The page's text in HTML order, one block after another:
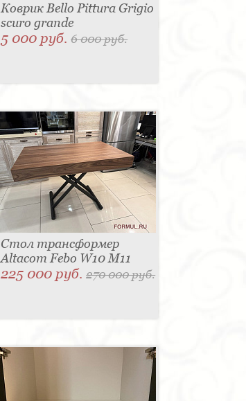
Коврик Bello Pittura Grigio
scuro grande
5 000 руб.6 000 руб.
Стол трансформер
Altacom Febo W10 M11
225 000 руб.270 000 руб.